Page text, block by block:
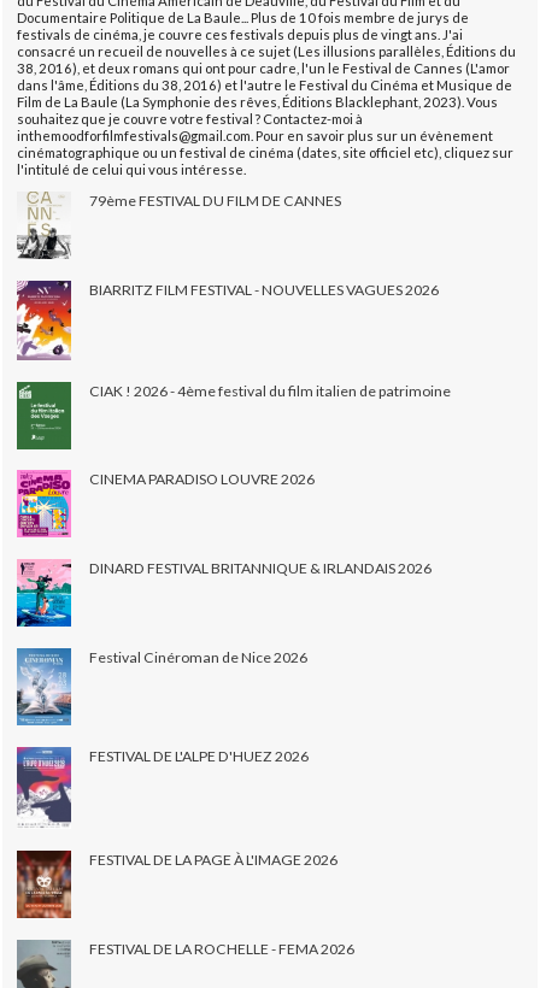
Documentaire Politique de La Baule... Plus de 10 fois membre de jurys de
festivals de cinéma, je couvre ces festivals depuis plus de vingt ans. J'ai
consacré un recueil de nouvelles à ce sujet (Les illusions parallèles, Éditions du
38, 2016), et deux romans qui ont pour cadre, l'un le Festival de Cannes (L'amor
dans l'âme, Éditions du 38, 2016) et l'autre le Festival du Cinéma et Musique de
Film de La Baule (La Symphonie des rêves, Éditions Blacklephant, 2023). Vous
souhaitez que je couvre votre festival ? Contactez-moi à
inthemoodforfilmfestivals@gmail.com. Pour en savoir plus sur un évènement
cinématographique ou un festival de cinéma (dates, site officiel etc), cliquez sur
l'intitulé de celui qui vous intéresse.
79ème FESTIVAL DU FILM DE CANNES
BIARRITZ FILM FESTIVAL - NOUVELLES VAGUES 2026
CIAK ! 2026 - 4ème festival du film italien de patrimoine
CINEMA PARADISO LOUVRE 2026
DINARD FESTIVAL BRITANNIQUE & IRLANDAIS 2026
Festival Cinéroman de Nice 2026
FESTIVAL DE L'ALPE D'HUEZ 2026
FESTIVAL DE LA PAGE À L'IMAGE 2026
FESTIVAL DE LA ROCHELLE - FEMA 2026